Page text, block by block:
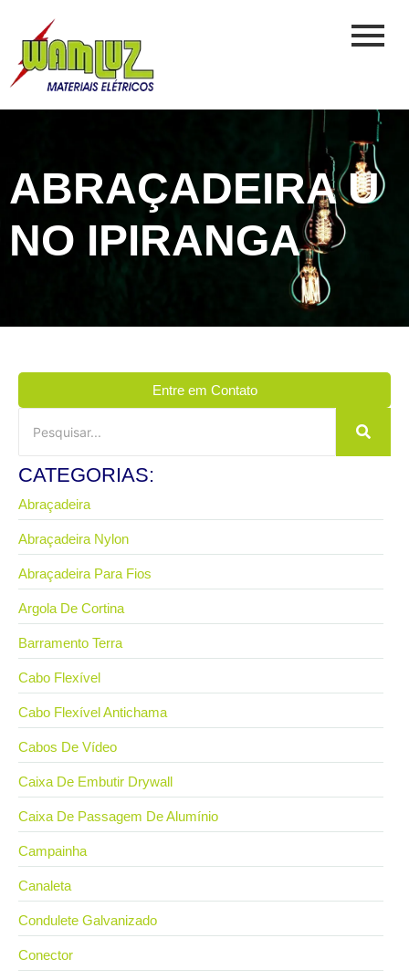
ABRAÇADEIRA U
NO IPIRANGA
Entre em Contato
CATEGORIAS:
Abraçadeira
Abraçadeira Nylon
Abraçadeira Para Fios
Argola De Cortina
Barramento Terra
Cabo Flexível
Cabo Flexível Antichama
Cabos De Vídeo
Caixa De Embutir Drywall
Caixa De Passagem De Alumínio
Campainha
Canaleta
Condulete Galvanizado
Conector